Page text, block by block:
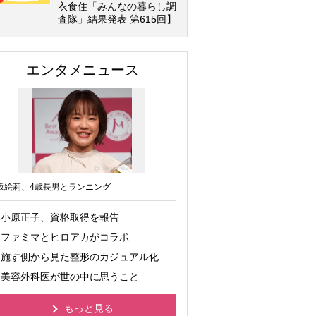
衣食住「みんなの暮らし調
査隊」結果発表 第615回】
エンタメニュース
絵莉、4歳長男とランニング
小原正子、資格取得を報告
ファミマとヒロアカがコラボ
施す側から見た整形のカジュアル化
美容外科医が世の中に思うこと
もっと見る